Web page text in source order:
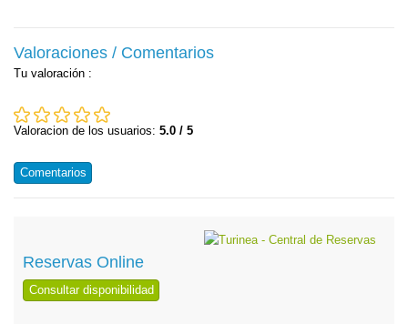
Valoraciones / Comentarios
Tu valoración :
Valoracion de los usuarios: 5.0 / 5
Comentarios
Reservas Online
Consultar disponibilidad